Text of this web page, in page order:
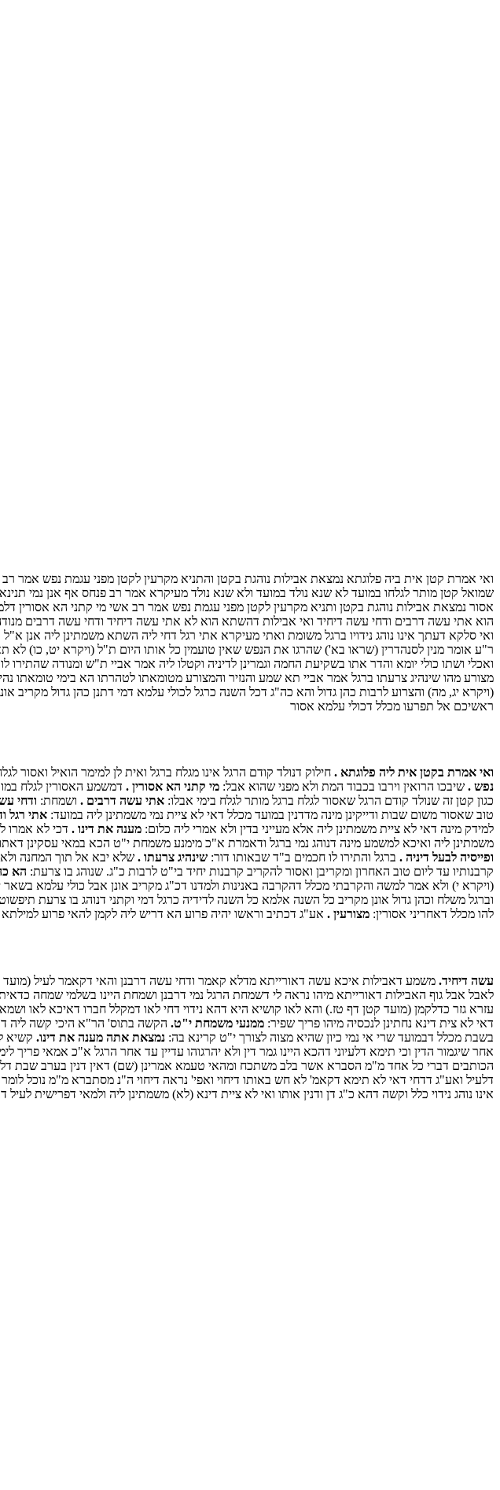
ואי אמרת קטן אית ביה פלוגתא נמצאת אבילות נוהגת בקטן והתניא מקרעין לקטן מפני עגמת נפש אמר
שמואל קטן מותר לגלחו במועד לא שנא נולד במועד ולא שנא נולד מעיקרא אמר רב פנחס אף אנן נמי
אסור נמצאת אבילות נוהגת בקטן ותניא מקרעין לקטן מפני עגמת נפש אמר רב אשי מי קתני הא אסורין
הוא אתי עשה דרבים ודחי עשה דיחיד ואי אבילות דהשתא הוא לא אתי עשה דיחיד ודחי עשה דרבים מנודה
ואי סלקא דעתך אינו נוהג נידויו ברגל משומת ואתי מעיקרא אתי רגל דחי ליה השתא משמתינן ליה אנן
ר"ע אומר מנין לסנהדרין (שראו בא') שהרגו את הנפש שאין טועמין כל אותו היום ת"ל (ויקרא יט, כו) לא
ואכלי ושתו כולי יומא והדר אתו בשקיעת החמה וגמרינן לדיניה וקטלו ליה אמר אביי ת"ש ומנודה
מצורע מהו שינהיג צרעתו ברגל אמר אביי תא שמע והנזיר והמצורע מטומאתו לטהרתו הא בימי
(ויקרא יג, מה) והצרוע לרבות כהן גדול והא כה"ג דכל השנה כרגל לכולי עלמא דמי דתנן כהן גדול
ראשיכם אל תפרעו מכלל דכולי עלמא אסור
ואי אמרת בקטן אית ליה פלוגתא . חילוק דנולד קודם הרגל אינו מגלח ברגל ואית לן למימר הואיל
נפש . שיבכו הרואין וירבו בכבוד המת ולא מפני שהוא אבל: מי קתני הא אסורין . דמשמע האסורין לגלח
כגון קטן זה שנולד קודם הרגל שאסור לגלח ברגל מותר לגלח בימי אבלו: אתי עשה דרבים . ושמחת: ודחי
טוב שאסור משום שבות ודייקינן מינה מדדנין במועד מכלל דאי לא ציית נמי משמתינן ליה במועד: אתי רגל
למידק מינה דאי לא ציית משמתינן ליה אלא מעייני בדין ולא אמרי ליה כלום: מענה את דינו . דכי לא אמרו
משמתינן ליה ואיכא למשמע מינה דנוהג נמי ברגל ודאמרת א"כ מימנע משמחת י"ט הכא במאי עסקינן
ופייסיה לבעל דיניה . ברגל והתירו לו חכמים ב"ד שבאותו דור: שינהיג צרעתו . שלא יבא אל תוך המחנה ולא
קרבנותיו עד ליום טוב האחרון ומקריבן ואסור להקריב קרבנות יחיד בי"ט לרבות כ"ג. שנוהג בו צרעת: הא
(ויקרא י) ולא אמר למשה והקרבתי מכלל דהקרבה באנינות ולמדנו דכ"ג מקריב אונן אבל כולי עלמא
וברגל משלח וכהן גדול אונן מקריב כל השנה אלמא כל השנה לדידיה כרגל דמי וקתני דנוהג בו צרעת
להו מכלל דאחריני אסורין: מצורעין . אע"ג דכתיב וראשו יהיה פרוע הא דריש ליה לקמן להאי פרוע
עשה דיחיד. משמע דאבילות איכא עשה דאורייתא מדלא קאמר ודחי עשה דרבנן והאי דקאמר לעיל (מועד
לאבל אבל גוף האבילות דאורייתא מיהו נראה לי דשמחת הרגל נמי דרבנן ושמחת היינו בשלמי שמחה
עזרא גזר כדלקמן (מועד קטן דף טז.) והא לאו קושיא היא דהא נידוי דחי לאו דמקלל חברו דאיכא לאו
דאי לא צית דינא נחתינן לנכסיה מיהו פריך שפיר: ממנעי משמחת י"ט. הקשה בתוס' הר"א היכי קשה ליה
בשבת מכלל דבמועד שרי אי נמי כיון שהיא מצוה לצורך י"ט קרינא בה: נמצאת אתה מענה את דינו. קשיא
אחר שיגמור הדין וכי תימא דלעיוני דהכא היינו גמר דין ולא יהרגוהו עדיין עד אחר הרגל א"כ אמאי
הכותבים דברי כל אחד מ"מ הסברא אשר בלב משתכח ומהאי טעמא אמרינן (שם) דאין דנין בערב שבת
דלעיל ואע"ג דדחי דאי לא תימא דקאמ' לא חש באותו דיחוי ואפי' נראה דיחוי ה"נ מסתברא מ"מ נוכל לומר
אינו נוהג נידוי כלל וקשה דהא כ"ג דן ודנין אותו ואי לא ציית דינא (לא) משמתינן ליה ולמאי דפרישית לעיל